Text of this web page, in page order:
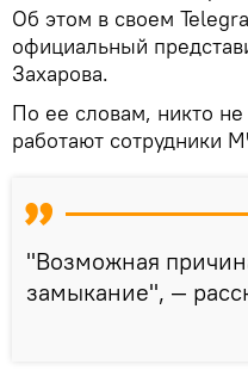
Об этом в своем
официальный
Захарова.
По ее словам, никто
работают сотрудники
"Возможная
замыкание", —